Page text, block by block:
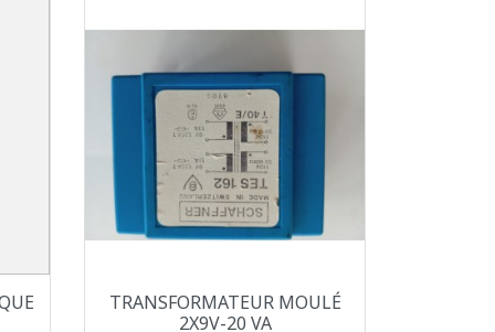
Aperçu rapide
TRANSFORMATEUR MOULÉ
2X9V-20 VA